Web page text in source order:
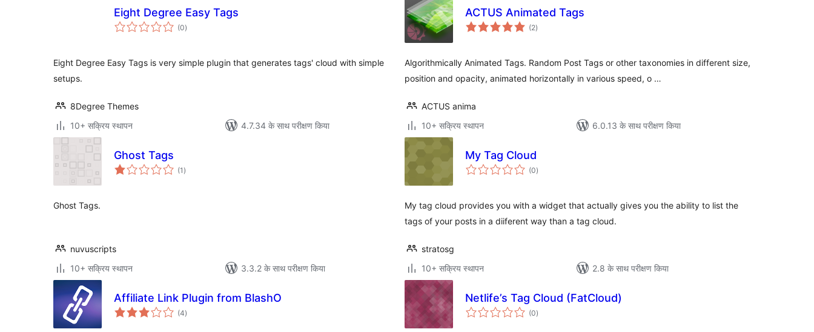
Eight Degree Easy Tags
(0कुल
दर)
Eight Degree Easy Tags is very simple plugin that generates tags' cloud with simple
setups.
8Degree Themes
10+ सक्रिय स्थापन
4.7.34 के साथ परीक्षण किया
ACTUS Animated Tags
(2कुल
दर)
Algorithmically Animated Tags. Random Post Tags or other taxonomies in different size,
position and opacity, animated horizontally in various speed, o …
ACTUS anima
10+ सक्रिय स्थापन
6.0.13 के साथ परीक्षण किया
Ghost Tags
(1 कुल
दर)
Ghost Tags.
nuvuscripts
10+ सक्रिय स्थापन
3.3.2 के साथ परीक्षण किया
My Tag Cloud
(0कुल
दर)
My tag cloud provides you with a widget that actually gives you the ability to list the
tags of your posts in a diiferent way than a tag cloud.
stratosg
10+ सक्रिय स्थापन
2.8 के साथ परीक्षण किया
Affiliate Link Plugin from BlashO
(4कुल
दर)
Netlife’s Tag Cloud (FatCloud)
(0कुल
दर)